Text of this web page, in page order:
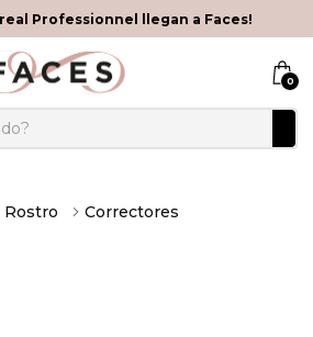
Professionnel llegan a Faces!
0
Rostro Correctores